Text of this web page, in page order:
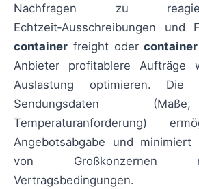
Nachfragen zu
Echtzeit‑Ausschreibungen und
container freight odercontainer
Anbieter profitablere Aufträge
Auslastung optimieren. Die
Sendungsdaten
Temperaturanforderung)
Angebotsabgabe und minimiert
von Großkonzernen
Vertragsbedingungen.